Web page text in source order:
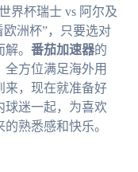
界杯瑞士 vs 阿尔及
洲杯”，只要选对
。 番茄加速器的
方位满足海外用
来，现在就准备好
球迷一起，为喜欢
熟悉感和快乐。